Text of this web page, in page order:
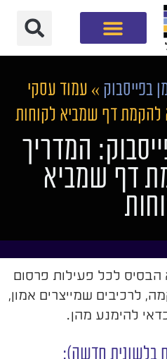
בפייסבוק » עמוד עסקי
להקמת דף שמביא לקוחות
המדריך
דף שמביא
הבסיס לכל פעילות פרסום
לרכיבים שמייצרים אמון,
להימנע מהן.
בלשונית חדשה):